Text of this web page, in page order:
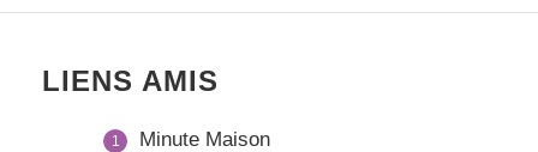
LIENS AMIS
Minute Maison